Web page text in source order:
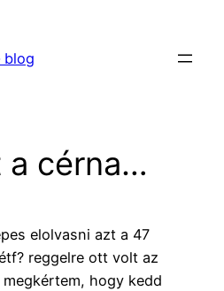
blog
a cérna…
elolvasni azt a 47
reggelre ott volt az
megkértem, hogy kedd